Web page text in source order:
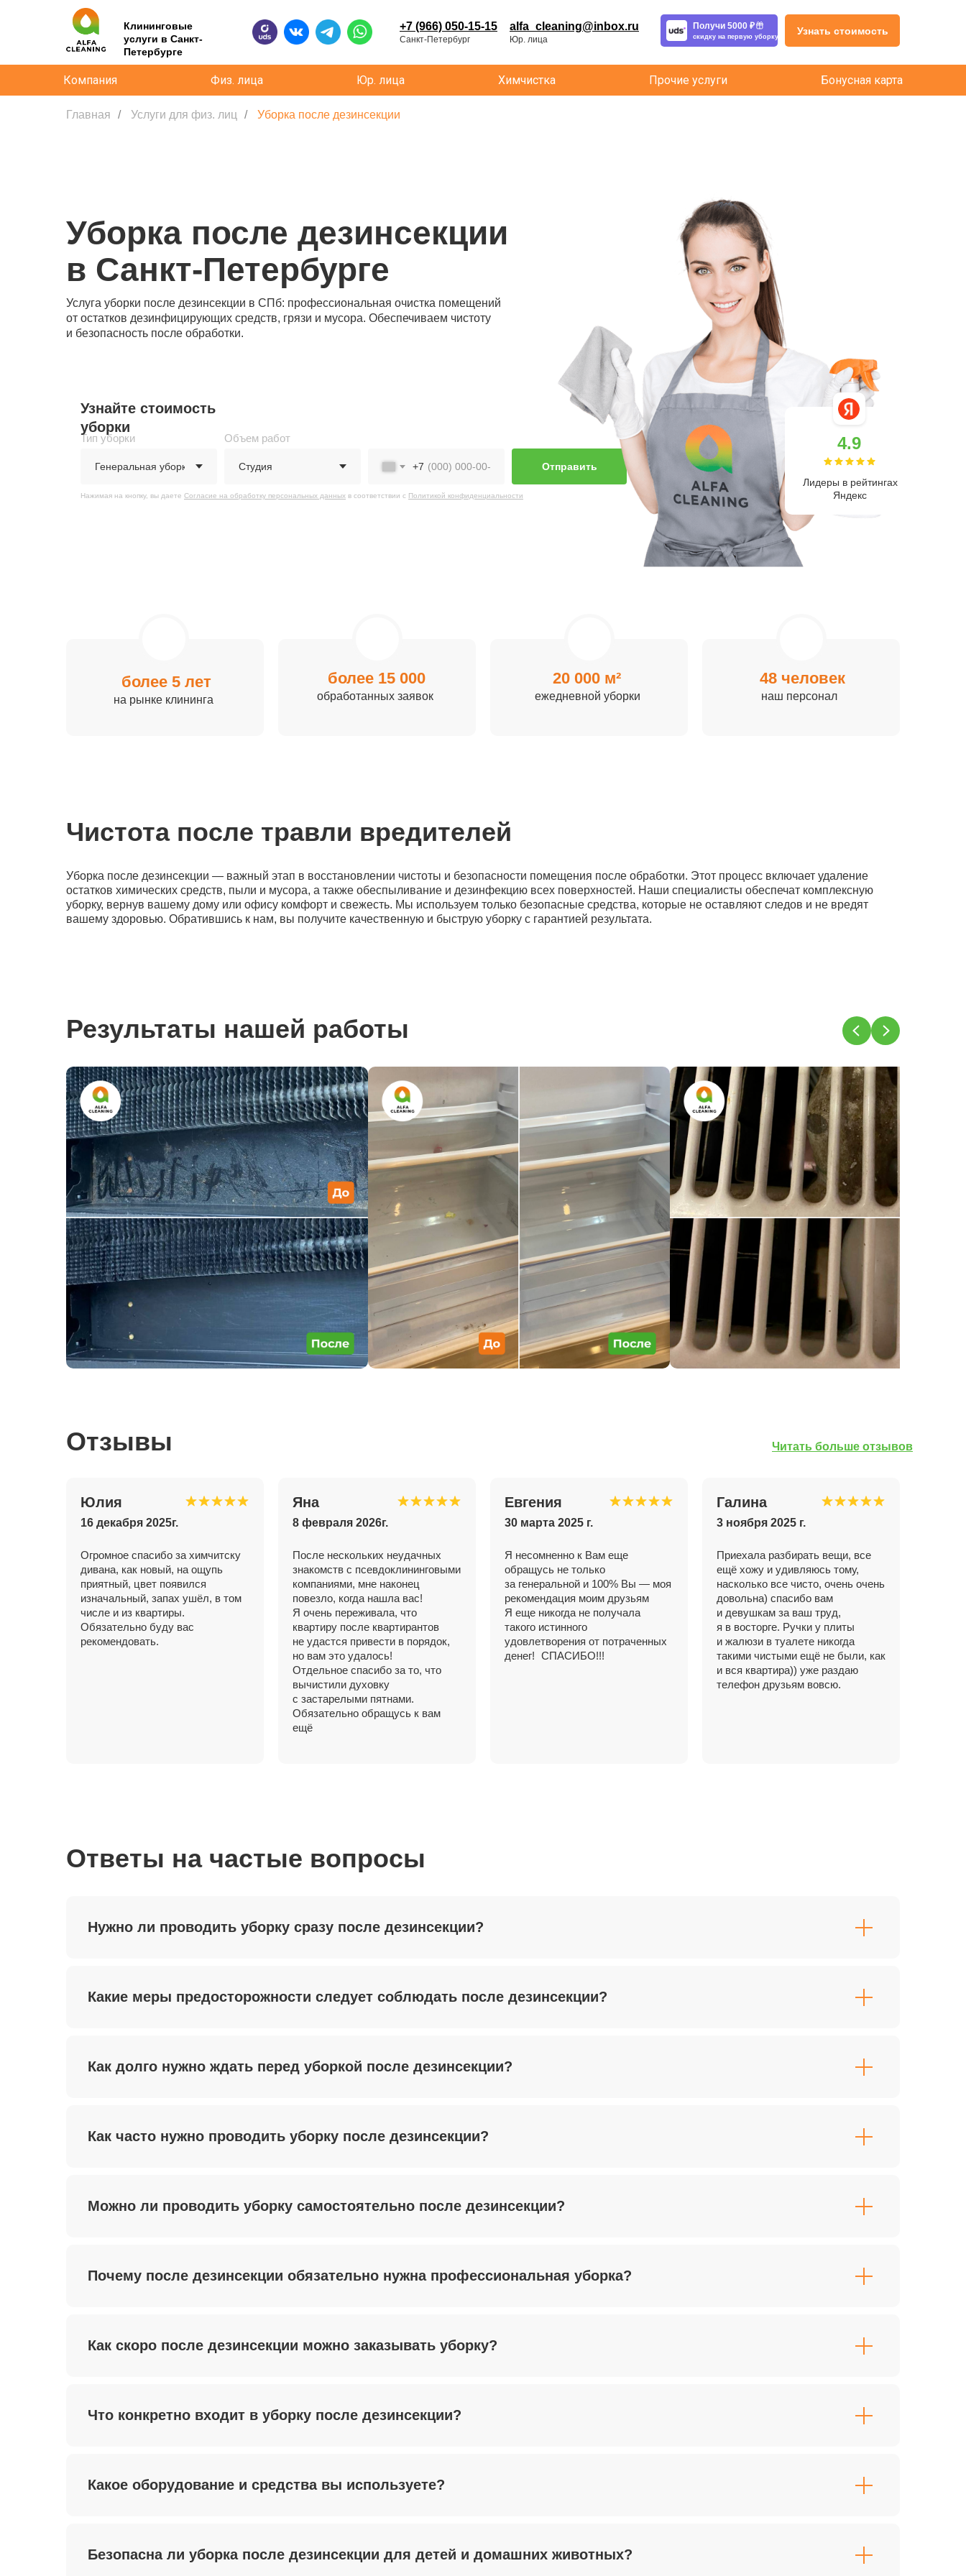
+7 (966) 050-15-15 Узнать стоимость
Клининговые
услуги в Санкт-
Петербурге
alfa_cleaning@inbox.ru
Санкт-Петербург Юр. лица скидку на первую уборку
Получи 5000 ₽
Компания Физ. лица Юр. лица Химчистка Прочие услуги Бонусная карта
Главная / Услуги для физ. лиц / Уборка после дезинсекции
Тип уборки Объем работ
+7 Отправить
4.9
Лидеры в рейтингах
Яндекс
Нажимая на кнопку, вы даете Согласие на обработку персональных данных в соответствии с Политикой конфиденциальности
Узнайте стоимость
уборки
Услуга уборки после дезинсекции в СПб: профессиональная очистка помещений
от остатков дезинфицирующих средств, грязи и мусора. Обеспечиваем чистоту
и безопасность после обработки.
Уборка после дезинсекции
в Санкт-Петербурге
наш персонал
48 человек
ежедневной уборки
20 000 м²
обработанных заявок
более 15 000
на рынке клининга
более 5 лет
Чистота после травли вредителей
Уборка после дезинсекции — важный этап в восстановлении чистоты и безопасности помещения после обработки. Этот процесс включает удаление
остатков химических средств, пыли и мусора, а также обеспыливание и дезинфекцию всех поверхностей. Наши специалисты обеспечат комплексную
уборку, вернув вашему дому или офису комфорт и свежесть. Мы используем только безопасные средства, которые не оставляют следов и не вредят
вашему здоровью. Обратившись к нам, вы получите качественную и быструю уборку с гарантией результата.
Результаты нашей работы
Читать больше отзывов
Я несомненно к Вам еще
обращусь не только
за генеральной и 100% Вы — моя
рекомендация моим друзьям
Я еще никогда не получала
такого истинного
удовлетворения от потраченных
денег! СПАСИБО!!!
30 марта 2025 г.
Евгения
Приехала разбирать вещи, все
ещё хожу и удивляюсь тому,
насколько все чисто, очень очень
довольна) спасибо вам
и девушкам за ваш труд,
я в восторге. Ручки у плиты
и жалюзи в туалете никогда
такими чистыми ещё не были, как
и вся квартира)) уже раздаю
телефон друзьям вовсю.
3 ноября 2025 г.
Галина
После нескольких неудачных
знакомств с псевдоклининговыми
компаниями, мне наконец
повезло, когда нашла вас!
Я очень переживала, что
квартиру после квартирантов
не удастся привести в порядок,
но вам это удалось!
Отдельное спасибо за то, что
вычистили духовку
с застарелыми пятнами.
Обязательно обращусь к вам
ещё
8 февраля 2026г.
Яна
Огромное спасибо за химчитску
дивана, как новый, на ощупь
приятный, цвет появился
изначальный, запах ушёл, в том
числе и из квартиры.
Обязательно буду вас
рекомендовать.
16 декабря 2025г.
Юлия
Отзывы
Ответы на частые вопросы
Нужно ли проводить уборку сразу после дезинсекции?
Какие меры предосторожности следует соблюдать после дезинсекции?
Как долго нужно ждать перед уборкой после дезинсекции?
Как часто нужно проводить уборку после дезинсекции?
Можно ли проводить уборку самостоятельно после дезинсекции?
Почему после дезинсекции обязательно нужна профессиональная уборка?
Как скоро после дезинсекции можно заказывать уборку?
Что конкретно входит в уборку после дезинсекции?
Какое оборудование и средства вы используете?
Безопасна ли уборка после дезинсекции для детей и домашних животных?